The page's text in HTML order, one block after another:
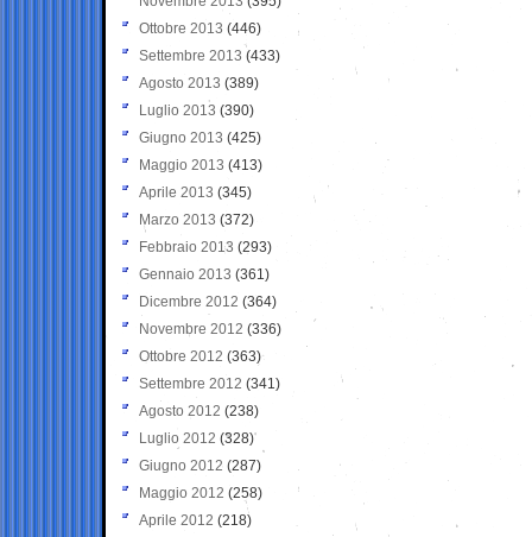
Ottobre 2013 (446)
Settembre 2013 (433)
Agosto 2013 (389)
Luglio 2013 (390)
Giugno 2013 (425)
Maggio 2013 (413)
Aprile 2013 (345)
Marzo 2013 (372)
Febbraio 2013 (293)
Gennaio 2013 (361)
Dicembre 2012 (364)
Novembre 2012 (336)
Ottobre 2012 (363)
Settembre 2012 (341)
Agosto 2012 (238)
Luglio 2012 (328)
Giugno 2012 (287)
Maggio 2012 (258)
Aprile 2012 (218)